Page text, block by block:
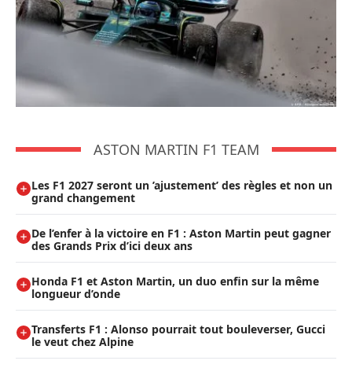
ASTON MARTIN F1 TEAM
Les F1 2027 seront un ’ajustement’ des règles et non un
grand changement
De l’enfer à la victoire en F1 : Aston Martin peut gagner
des Grands Prix d’ici deux ans
Honda F1 et Aston Martin, un duo enfin sur la même
longueur d’onde
Transferts F1 : Alonso pourrait tout bouleverser, Gucci
le veut chez Alpine